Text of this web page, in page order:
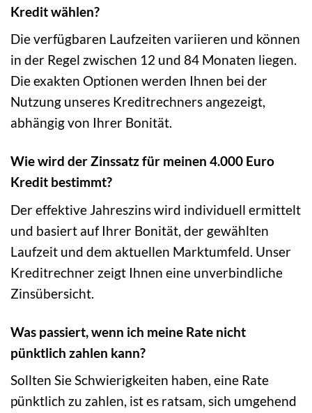
Kredit wählen?
Die verfügbaren Laufzeiten variieren und können
in der Regel zwischen 12 und 84 Monaten liegen.
Die exakten Optionen werden Ihnen bei der
Nutzung unseres Kreditrechners angezeigt,
abhängig von Ihrer Bonität.
Wie wird der Zinssatz für meinen 4.000 Euro
Kredit bestimmt?
Der effektive Jahreszins wird individuell ermittelt
und basiert auf Ihrer Bonität, der gewählten
Laufzeit und dem aktuellen Marktumfeld. Unser
Kreditrechner zeigt Ihnen eine unverbindliche
Zinsübersicht.
Was passiert, wenn ich meine Rate nicht
pünktlich zahlen kann?
Sollten Sie Schwierigkeiten haben, eine Rate
pünktlich zu zahlen, ist es ratsam, sich umgehend